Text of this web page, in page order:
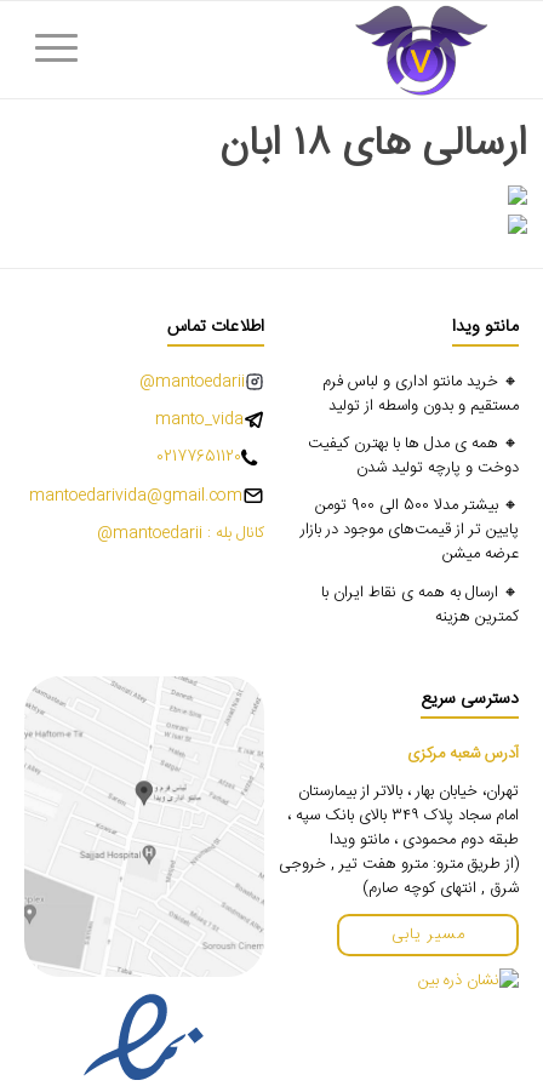
ارسالی های ۱۸ ابان
مانتو ویدا
🔸 خرید مانتو اداری و لباس فرم
مستقیم و بدون واسطه از تولید
🔸 همه ی مدل ها با بهترن کیفیت
دوخت و پارچه تولید شدن
🔸 بیشتر مدلا 500 الی 900 تومن
پایین تر از قیمت‌های موجود در بازار
عرضه میشن
🔸 ارسال به همه ی نقاط ایران با
کمترین هزینه
اطلاعات تماس
mantoedarii@
manto_vida
02177651120
mantoedarivida@gmail.com
کانال بله : mantoedarii@
دسترسی سریع
آدرس شعبه مرکزی
تهران، خیابان بهار ، بالاتر از بیمارستان
امام سجاد پلاک ۳۴۹ بالای بانک سپه ،
طبقه دوم محمودی ، مانتو ویدا
(از طریق مترو: مترو هفت تیر , خروجی
شرق , انتهای کوچه صارم)
مسیر یابی